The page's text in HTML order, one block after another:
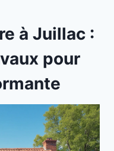
à Juillac :
pour